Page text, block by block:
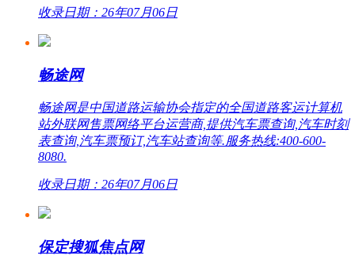
收录日期：26年07月06日
畅途网
畅途网是中国道路运输协会指定的全国道路客运计算机
站外联网售票网络平台运营商,提供汽车票查询,汽车时刻
表查询,汽车票预订,汽车站查询等.服务热线:400-600-
8080.
收录日期：26年07月06日
保定搜狐焦点网